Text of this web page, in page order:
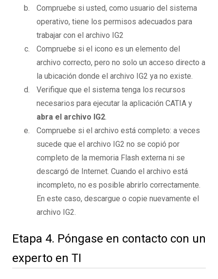
Compruebe si usted, como usuario del sistema
operativo, tiene los permisos adecuados para
trabajar con el archivo IG2
Compruebe si el icono es un elemento del
archivo correcto, pero no solo un acceso directo a
la ubicación donde el archivo IG2 ya no existe.
Verifique que el sistema tenga los recursos
necesarios para ejecutar la aplicación CATIA y
abra el archivo IG2.
Compruebe si el archivo está completo: a veces
sucede que el archivo IG2 no se copió por
completo de la memoria Flash externa ni se
descargó de Internet. Cuando el archivo está
incompleto, no es posible abrirlo correctamente.
En este caso, descargue o copie nuevamente el
archivo IG2.
Etapa 4. Póngase en contacto con un
experto en TI